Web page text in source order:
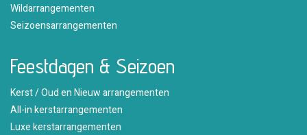
Wildarrangementen
Seizoensarrangementen
Feestdagen & Seizoen
Kerst / Oud en Nieuw arrangementen
All-in kerstarrangementen
Luxe kerstarrangementen